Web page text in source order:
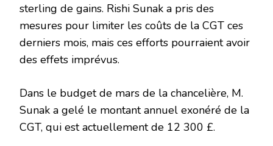
sterling de gains. Rishi Sunak a pris des
mesures pour limiter les coûts de la CGT ces
derniers mois, mais ces efforts pourraient avoir
des effets imprévus.
Dans le budget de mars de la chancelière, M.
Sunak a gelé le montant annuel exonéré de la
CGT, qui est actuellement de 12 300 £.